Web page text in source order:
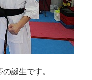
誕生です。